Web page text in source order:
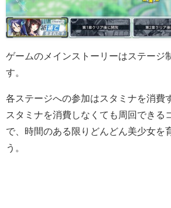
ゲームのメインストーリーはステージ
す。
各ステージへの参加はスタミナを消費
スタミナを消費しなくても周回できる
で、時間のある限りどんどん美少女を
う。